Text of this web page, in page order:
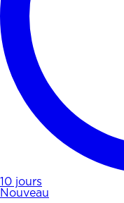
10 jours
Nouveau